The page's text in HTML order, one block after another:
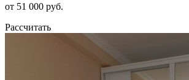
от 51 000 руб.
Рассчитать